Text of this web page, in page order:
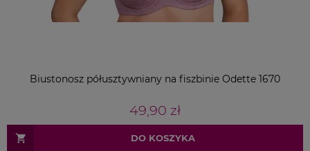
Biustonosz półusztywniany na fiszbinie Odette 1670
49,90 zł
DO KOSZYKA